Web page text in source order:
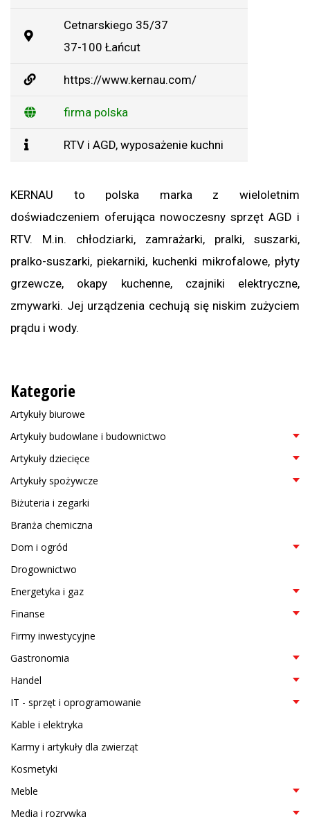
Cetnarskiego 35/37
37-100 Łańcut
https://www.kernau.com/
firma polska
RTV i AGD, wyposażenie kuchni
KERNAU to polska marka z wieloletnim
doświadczeniem oferująca nowoczesny sprzęt AGD i
RTV. M.in. chłodziarki, zamrażarki, pralki, suszarki,
pralko-suszarki, piekarniki, kuchenki mikrofalowe, płyty
grzewcze, okapy kuchenne, czajniki elektryczne,
zmywarki. Jej urządzenia cechują się niskim zużyciem
prądu i wody.
Kategorie
Artykuły biurowe
Artykuły budowlane i budownictwo
Artykuły dziecięce
Artykuły spożywcze
Biżuteria i zegarki
Branża chemiczna
Dom i ogród
Drogownictwo
Energetyka i gaz
Finanse
Firmy inwestycyjne
Gastronomia
Handel
IT - sprzęt i oprogramowanie
Kable i elektryka
Karmy i artykuły dla zwierząt
Kosmetyki
Meble
Media i rozrywka